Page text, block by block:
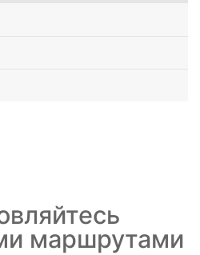
маршрутами